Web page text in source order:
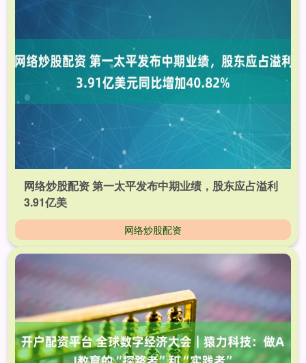
网络炒股配资 第一太平发布中期业绩，股东应占溢利
3.91亿美
网络炒股配资